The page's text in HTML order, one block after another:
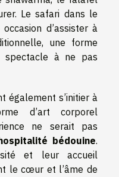
Le safari dans le
d’assister à
une forme
spectacle à ne pas
également s’initier à
d’art corporel
ne serait pas
bédouine.
et leur accueil
le cœur et l’âme de